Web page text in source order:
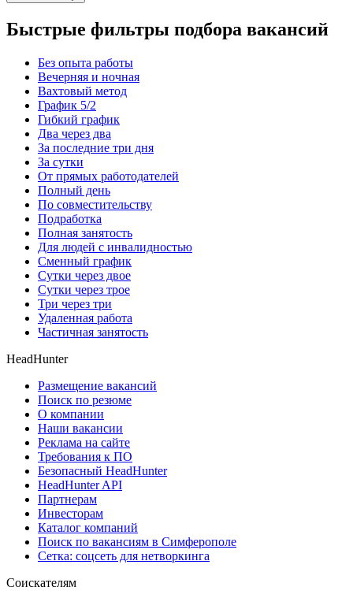
Быстрые фильтры подбора вакансий
Без опыта работы
Вечерняя и ночная
Вахтовый метод
График 5/2
Гибкий график
Два через два
За последние три дня
За сутки
От прямых работодателей
Полный день
По совместительству
Подработка
Полная занятость
Для людей с инвалидностью
Сменный график
Сутки через двое
Сутки через трое
Три через три
Удаленная работа
Частичная занятость
HeadHunter
Размещение вакансий
Поиск по резюме
О компании
Наши вакансии
Реклама на сайте
Требования к ПО
Безопасный HeadHunter
HeadHunter API
Партнерам
Инвесторам
Каталог компаний
Поиск по вакансиям в Симферополе
Сетка: соцсеть для нетворкинга
Соискателям